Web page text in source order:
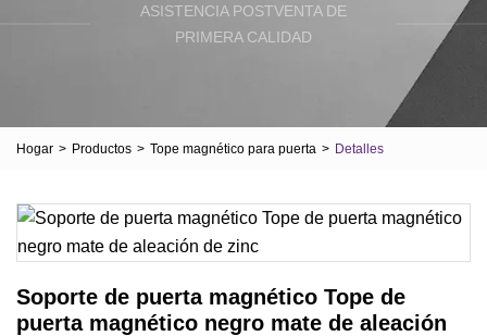
ASISTENCIA POSTVENTA DE
PRIMERA CALIDAD
Hogar > Productos > Tope magnético para puerta > Detalles
Soporte de puerta magnético Tope de
puerta magnético negro mate de aleación